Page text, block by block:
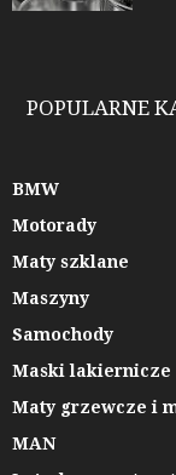
POPULARNE
BMW
Motorady
Maty szklane
Maszyny
Samochody
Maski lakiernicze
Maty grzewcze i
MAN